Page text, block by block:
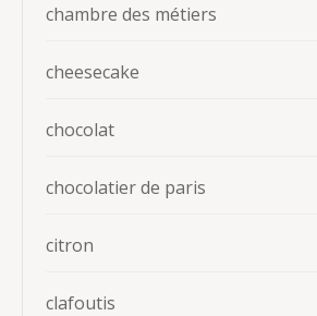
chambre des métiers
cheesecake
chocolat
chocolatier de paris
citron
clafoutis